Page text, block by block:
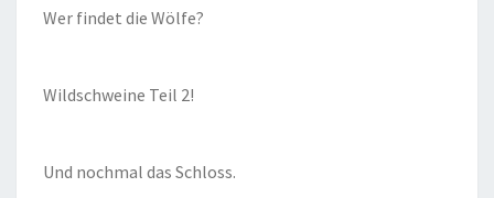
Wer findet die Wölfe?
Wildschweine Teil 2!
Und nochmal das Schloss.